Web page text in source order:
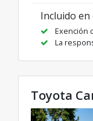
Incluido en
Exención
La
Toyota